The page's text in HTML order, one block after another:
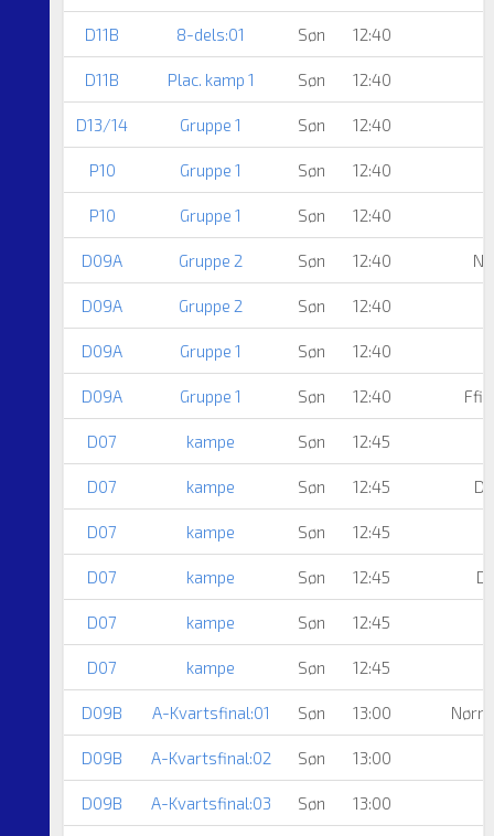
D11B 8-dels:01 Søn 12:40
D11B Plac. kamp 1 Søn 12:40
D13/14 Gruppe 1 Søn 12:40
P10 Gruppe 1 Søn 12:40
P10 Gruppe 1 Søn 12:40
D09A Gruppe 2 Søn 12:40
D09A Gruppe 2 Søn 12:40
D09A Gruppe 1 Søn 12:40
D09A Gruppe 1 Søn 12:40 Ffi
D07 kampe Søn 12:45
D07 kampe Søn 12:45
D07 kampe Søn 12:45
D07 kampe Søn 12:45
D07 kampe Søn 12:45
D07 kampe Søn 12:45
D09B A-Kvartsfinal:01 Søn 13:00
D09B A-Kvartsfinal:02 Søn 13:00
D09B A-Kvartsfinal:03 Søn 13:00